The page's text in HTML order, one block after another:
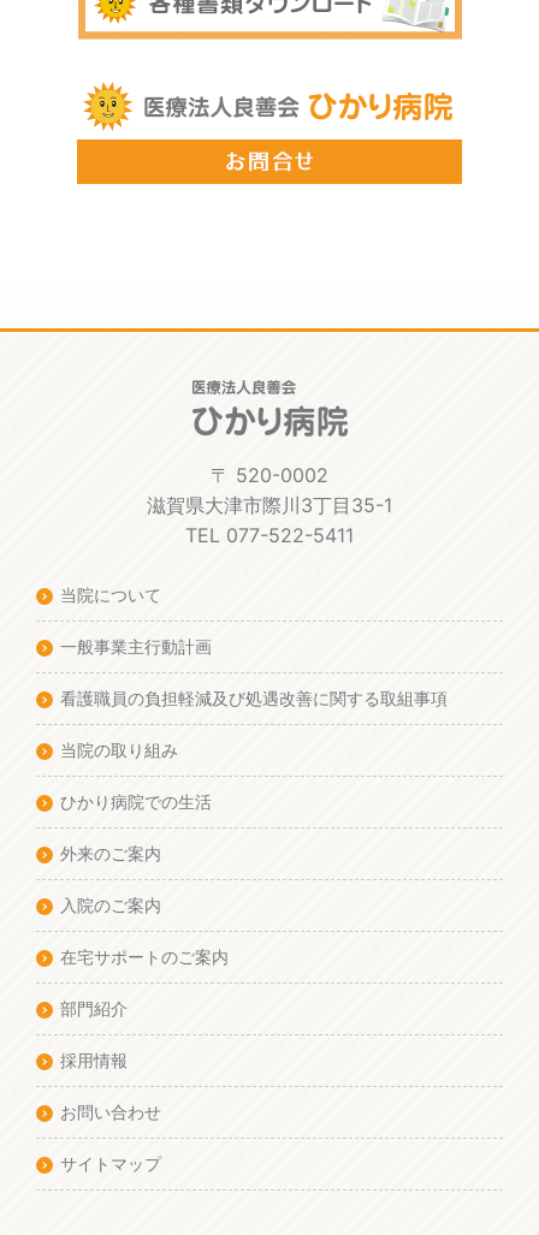
〒 520-0002
滋賀県大津市際川3丁目35-1
TEL 077-522-5411
当院について
一般事業主行動計画
看護職員の負担軽減及び処遇改善に関する取組事項
当院の取り組み
ひかり病院での生活
外来のご案内
入院のご案内
在宅サポートのご案内
部門紹介
採用情報
お問い合わせ
サイトマップ